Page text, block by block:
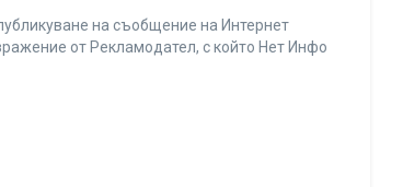
на съобщение на Интернет
от Рекламодател, с който Нет Инфо